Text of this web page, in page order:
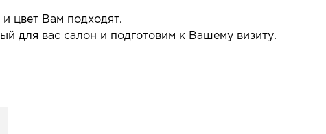
цвет Вам подходят.
для вас салон и подготовим к Вашему визиту.